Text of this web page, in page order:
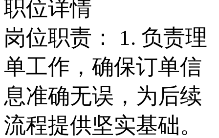
职位详情
岗位职责： 1. 负责理
单工作，确保订单信
息准确无误，为后续
流程提供坚实基础。